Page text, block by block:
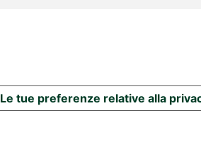
Le tue preferenze relative alla